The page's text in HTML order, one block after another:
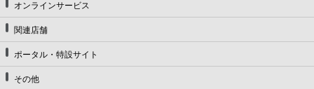
オンラインサービス
関連店舗
ポータル・特設サイト
その他